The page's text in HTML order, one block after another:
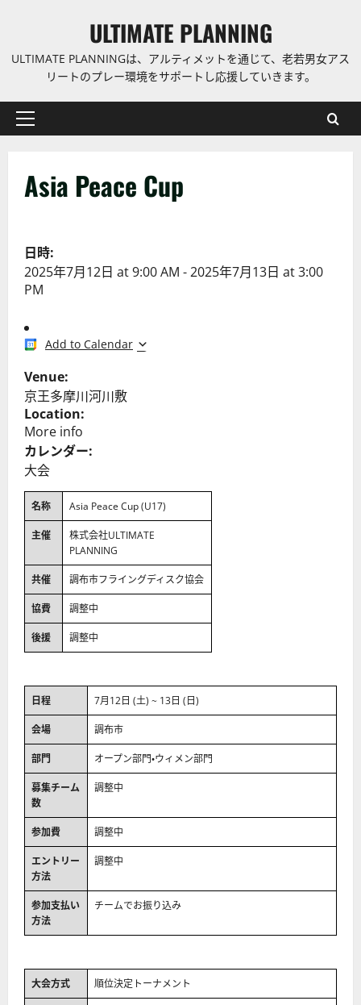
ULTIMATE PLANNING
ULTIMATE PLANNINGは、アルティメットを通じて、老若男女アス
リートのプレー環境をサポートし応援していきます。
プ
マ
メ
ニ
ュ
Asia Peace Cup
日時:
2025年7月12日 at9:00 AM -2025年7月13日 at3:00
PM
Add to Calendar
Venue:
京王多摩川河川敷
Location:
More info
カレンダー:
大会
名称 Asia Peace Cup (U17)
主催
株式会社ULTIMATE
PLANNING
共催 調布市フライングディスク協会
協費 調整中
後援 調整中
日程 7月12日 (土) ~ 13日 (日)
会場 調布市
部門 オープン部門・ウィメン部門
募集チーム
数
調整中
参加費 調整中
エントリー
方法
調整中
参加支払い
方法
チームでお振り込み
大会方式 順位決定トーナメント